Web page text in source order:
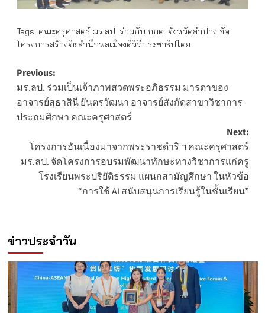
Tags: คณะครุศาสตร์ มร.ลป. ร่วมกับ กกต. จังหวัดลำปาง จัด
โครงการสร้างจิตสำนึกพลเมืองดีวิถีประชาธิปไตย
Post
navigation
Previous:
มร.ลป. ร่วมเป็นเจ้าภาพสวดพระอภิธรรม มารดาของ
อาจารย์สุธาสินี ยันตรวัฒนา อาจารย์สังกัดสาขาวิชาการ
ประถมศึกษา คณะครุศาสตร์
Next:
โครงการอันเนื่องมาจากพระราชดำริ ฯ คณะครุศาสตร์
มร.ลป. จัดโครงการอบรมพัฒนาทักษะทางวิชาการแก่ครู
โรงเรียนพระปริยัติธรรม แผนกสามัญศึกษา ในหัวข้อ
“การใช้ AI สนับสนุนการเรียนรู้ในชั้นเรียน”
ข่าวประจำวัน